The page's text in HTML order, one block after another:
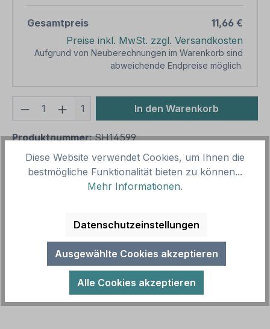
Gesamtpreis
11,66 €
Preise inkl. MwSt. zzgl. Versandkosten
Aufgrund von Neuberechnungen im Warenkorb sind
abweichende Endpreise möglich.
Produkt Anzahl: Gib den
1 In den Warenkorb
Produktnummer:SH14599
Vorlagenummer: TX-A-207
gegenüber. Mit Parkplatzschildern weisen Sie gezielt
Bereiche als Parkräume für F…Mehr
Diese Website verwendet Cookies, um Ihnen die
bestmögliche Funktionalität bieten zu können...
Mehr Informationen.
Datenschutzeinstellungen
Ausgewählte Cookies akzeptieren
Alle Cookies akzeptieren